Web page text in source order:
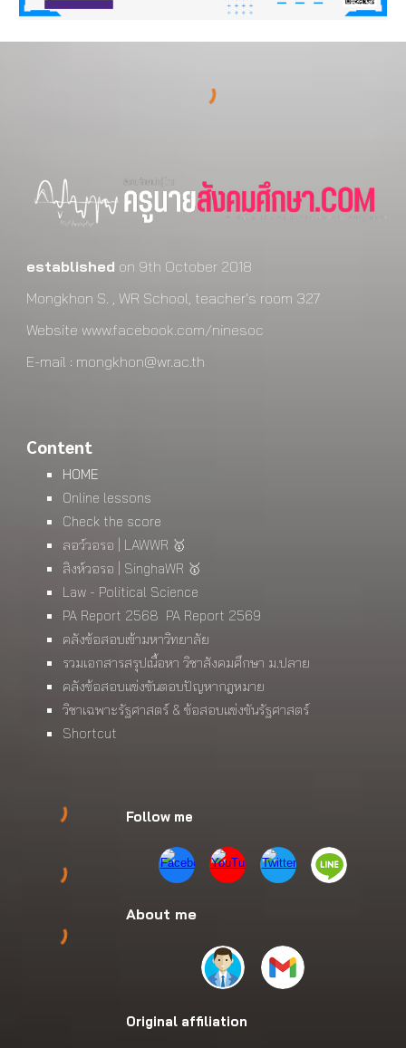
established on 9th October 2018
Mongkhon S. , WR School, teacher's room 327
Website www.facebook.com/ninesoc
E-mail : mongkhon@wr.ac.th
Content
HOME
Online lessons
Check the score
ลอว์วอรอ | LAWWR 🥇
สิงห์วอรอ | SinghaWR 🥇
Law - Political Science
PA Report 2568 PA Report 2569
คลังข้อสอบเข้ามหาวิทยาลัย
รวมเอกสารสรุปเนื้อหา วิชาสังคมศึกษา ม.ปลาย
คลังข้อสอบแข่งขันตอบปัญหากฎหมาย
วิชาเฉพาะรัฐศาสตร์ & ข้อสอบแข่งขันรัฐศาสตร์
Shortcut
Follow me
About me
Original affiliation